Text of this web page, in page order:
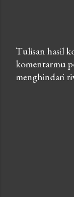
P
o
Tulisan hasil
komentarmu
menghindari